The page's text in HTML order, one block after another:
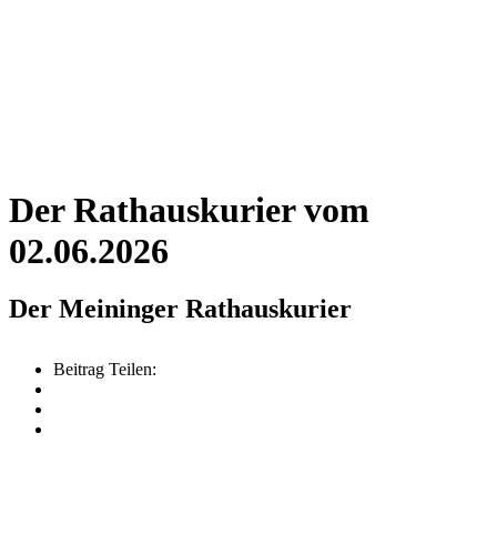
Der Rathauskurier vom
02.06.2026
Der Meininger Rathauskurier
Beitrag Teilen: